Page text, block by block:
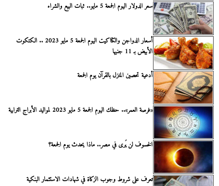
سعر الدولار اليوم الجمعة 5 مايو.. ثبات البيع والشراء
أسعار الدواجن والكتاكيت اليوم الجمعة 5 مايو 2023 .. الكتكوت
الأبيض بـ 11 جنيها
أدعية تحصين المنزل بالقرآن يوم الجمعة
«فرصة العمر».. حظك اليوم الجمعة 5 مايو 2023 لمواليد الأبراج الترابية
الخسوف لن يُرى في مصر.. ماذا يحدث يوم الجمعة؟
تعرف على شروط وجوب الزكاة في شهادات الاستثمار البنكية